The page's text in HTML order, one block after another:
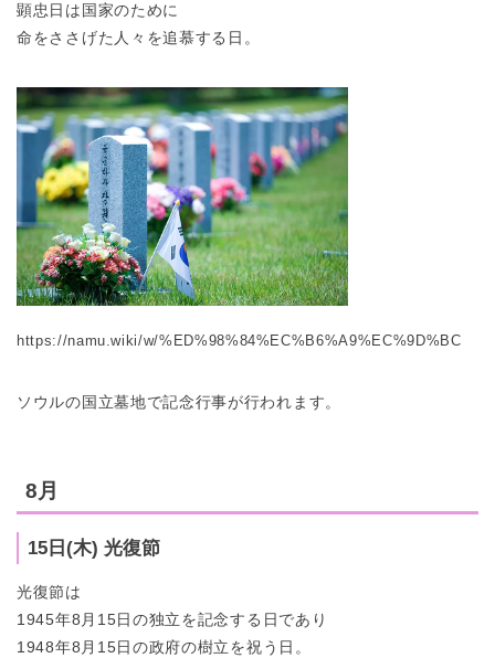
顕忠日は国家のために
命をささげた人々を追慕する日。
https://namu.wiki/w/%ED%98%84%EC%B6%A9%EC%9D%BC
ソウルの国立墓地で記念行事が行われます。
8月
15日(木) 光復節
光復節は
1945年8月15日の独立を記念する日であり
1948年8月15日の政府の樹立を祝う日。